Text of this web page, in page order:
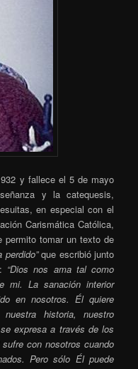
y fallece el 5 de mayo
y la catequesis,
en especial con el
Carismática Católica,
permito tomar un texto de
perdido”que escribió junto
“Dios nos ama tal como
mi. La sanación interior
en nosotros. Él quiere
historia, nuestro
expresa a través de los
con nosotros cuando
Pero sólo Él puede